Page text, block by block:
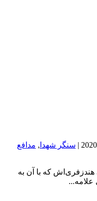
| سنگر شهدا , مدافع
که با آن به